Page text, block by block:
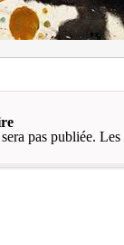
pas publiée. Les